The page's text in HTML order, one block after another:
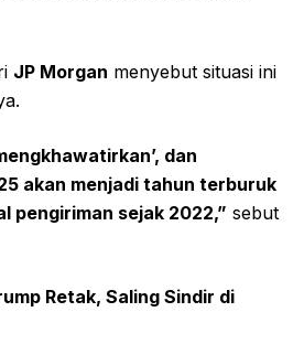
JP Morgan menyebut situasi ini
dan
akan menjadi tahun terburuk
pengiriman sejak 2022,” sebut
Retak, Saling Sindir di